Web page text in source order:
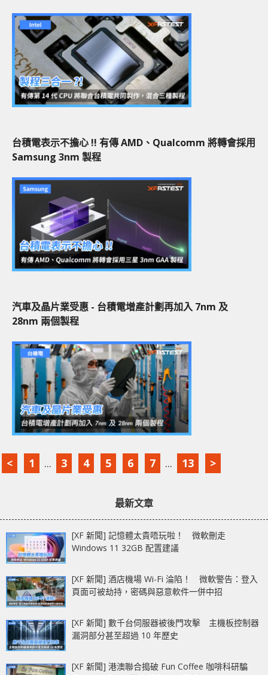
台積電表示不擔心 !! 有傳 AMD、Qualcomm 將轉會採用
Samsung 3nm 製程
汽車及晶片業受惠 - 台積電增產計劃再加入 7nm 及
28nm 兩個製程
< 1 ... 3 4 5 6 7 ... 13 >
最新文章
[XF 新聞] 記憶體太貴唔玩啦！ 微軟刪走
Windows 11 32GB 配置建議
[XF 新聞] 酒店機場 Wi-Fi 淪陷！ 微軟警告：登入
頁面可被劫持，密碼與惡意軟件一併中招
[XF 新聞] 數千台伺服器被後門攻擊 主機板控制器
漏洞部分甚至超過 10 年歷史
[XF 新聞] 港澳聯合搗破 Fun Coffee 咖啡科研騙